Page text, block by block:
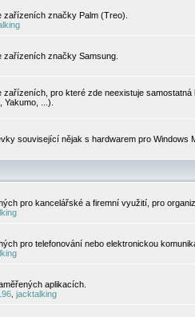
zařízeních značky Palm (Treo).
zařízeních značky Samsung.
zařízeních, pro které zde neexistuje
Yakumo, ...).
související nějak s hardwarem pro Windows
pro kancelářské a firemní využití, pro
pro telefonování nebo elektronickou
aplikacích.
jacktalking